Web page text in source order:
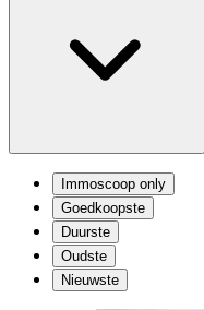
Immoscoop only
Goedkoopste
Duurste
Oudste
Nieuwste